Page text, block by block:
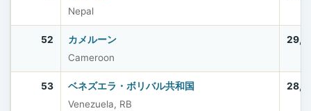
Nepal
52
カメルーン
Cameroon
53
ベネズエラ・ボリバル共和国
Venezuela, RB